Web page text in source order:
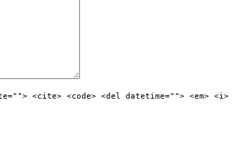
<cite> <code> <del datetime=""> <em>